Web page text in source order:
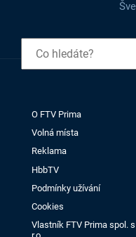
O FTV Prima
Volná místa
Reklama
HbbTV
Podmínky užívání
Cookies
Vlastník FTV Prima spol. s